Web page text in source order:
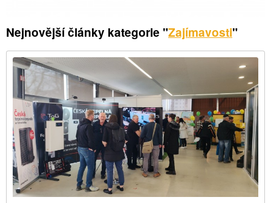
Nejnovější články kategorie "Zajímavosti"